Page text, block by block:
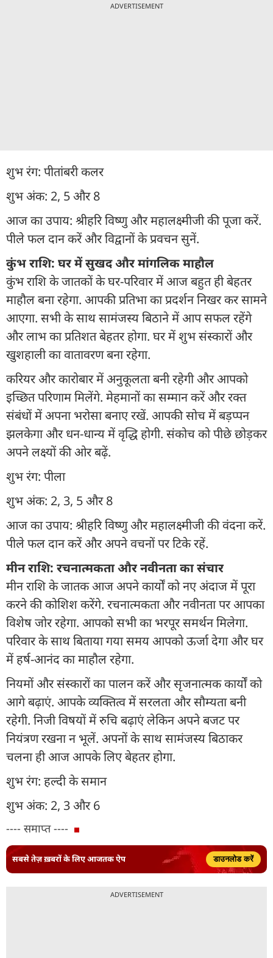
ADVERTISEMENT
शुभ रंग: पीतांबरी कलर
शुभ अंक: 2, 5 और 8
आज का उपाय: श्रीहरि विष्णु और महालक्ष्मीजी की पूजा करें.
पीले फल दान करें और विद्वानों के प्रवचन सुनें.
कुंभ राशि: घर में सुखद और मांगलिक माहौल
कुंभ राशि के जातकों के घर-परिवार में आज बहुत ही बेहतर
माहौल बना रहेगा. आपकी प्रतिभा का प्रदर्शन निखर कर सामने
आएगा. सभी के साथ सामंजस्य बिठाने में आप सफल रहेंगे
और लाभ का प्रतिशत बेहतर होगा. घर में शुभ संस्कारों और
खुशहाली का वातावरण बना रहेगा.
करियर और कारोबार में अनुकूलता बनी रहेगी और आपको
इच्छित परिणाम मिलेंगे. मेहमानों का सम्मान करें और रक्त
संबंधों में अपना भरोसा बनाए रखें. आपकी सोच में बड़प्पन
झलकेगा और धन-धान्य में वृद्धि होगी. संकोच को पीछे छोड़कर
अपने लक्ष्यों की ओर बढ़ें.
शुभ रंग: पीला
शुभ अंक: 2, 3, 5 और 8
आज का उपाय: श्रीहरि विष्णु और महालक्ष्मीजी की वंदना करें.
पीले फल दान करें और अपने वचनों पर टिके रहें.
मीन राशि: रचनात्मकता और नवीनता का संचार
मीन राशि के जातक आज अपने कार्यों को नए अंदाज में पूरा
करने की कोशिश करेंगे. रचनात्मकता और नवीनता पर आपका
विशेष जोर रहेगा. आपको सभी का भरपूर समर्थन मिलेगा.
परिवार के साथ बिताया गया समय आपको ऊर्जा देगा और घर
में हर्ष-आनंद का माहौल रहेगा.
नियमों और संस्कारों का पालन करें और सृजनात्मक कार्यों को
आगे बढ़ाएं. आपके व्यक्तित्व में सरलता और सौम्यता बनी
रहेगी. निजी विषयों में रुचि बढ़ाएं लेकिन अपने बजट पर
नियंत्रण रखना न भूलें. अपनों के साथ सामंजस्य बिठाकर
चलना ही आज आपके लिए बेहतर होगा.
शुभ रंग: हल्दी के समान
शुभ अंक: 2, 3 और 6
---- समाप्त ----
सबसे तेज़ ख़बरों के लिए आजतक ऐप डाउनलोड करें
ADVERTISEMENT